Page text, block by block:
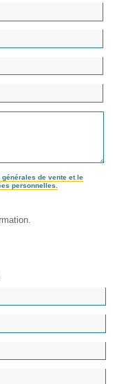
de vente et le
personnelles.